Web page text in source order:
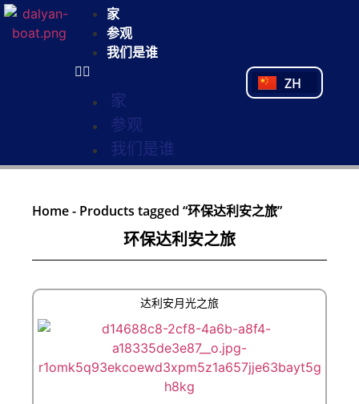
家
参观
我们是谁
家
参观
我们是谁
ZH
PT
TR
Home- Products tagged “环保达利安之旅”
环保达利安之旅
达利安月光之旅